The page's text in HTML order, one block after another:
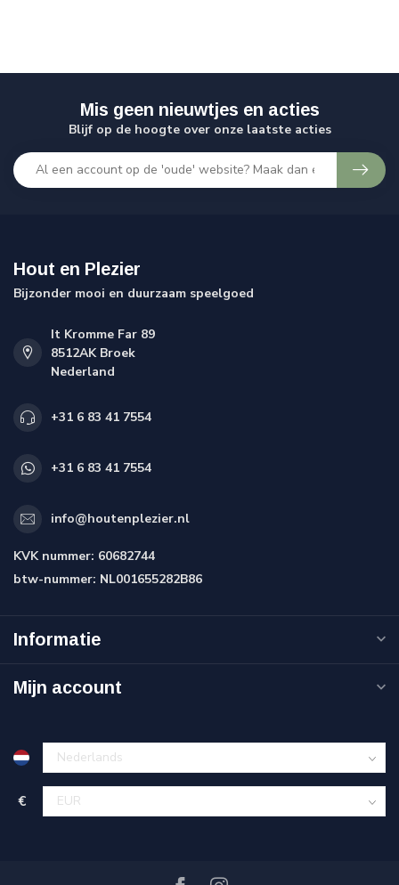
Mis geen nieuwtjes en acties
Blijf op de hoogte over onze laatste acties
Hout en Plezier
Bijzonder mooi en duurzaam speelgoed
It Kromme Far 89
8512AK Broek
Nederland
+31 6 83 41 7554
+31 6 83 41 7554
info@houtenplezier.nl
KVK nummer: 60682744
btw-nummer: NL001655282B86
Informatie
Mijn account
€